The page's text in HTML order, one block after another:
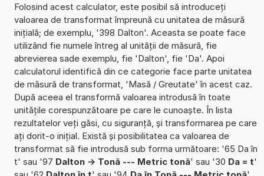
Folosind acest calculator, este posibil să introduceți
valoarea de transformat împreună cu unitatea de măsură
inițială; de exemplu, '398 Dalton'. Aceasta se poate face
utilizând fie numele întreg al unității de măsură, fie
abrevierea sade exemplu, fie 'Dalton', fie 'Da'. Apoi
calculatorul identifică din ce categorie face parte unitatea
de măsură de transformat, 'Masă / Greutate' în acest caz.
După aceea el transformă valoarea introdusă în toate
unitățile corespunzătoare pe care le cunoaște. În lista
rezultatelor veți găsi, cu siguranță, și transformarea pe care
ați dorit-o inițial. Există și posibilitatea ca valoarea de
transformat să fie introdusă sub forma următoare: '65 Da în
t' sau '97 Dalton -> Tonă --- Metric tonă' sau '30 Da = t'